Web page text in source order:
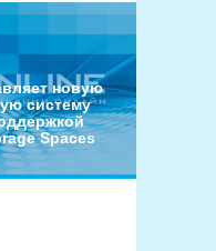
новую
систему
Spaces